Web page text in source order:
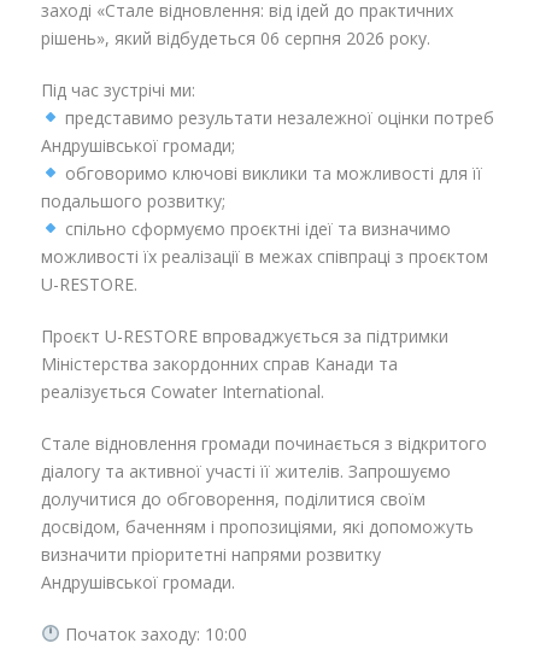
заході «Стале відновлення: від ідей до практичних
рішень», який відбудеться 06 серпня 2026 року.
Під час зустрічі ми:
представимо результати незалежної оцінки потреб
Андрушівської громади;
обговоримо ключові виклики та можливості для її
подальшого розвитку;
спільно сформуємо проєктні ідеї та визначимо
можливості їх реалізації в межах співпраці з проєктом
U-RESTORE.
Проєкт U-RESTORE впроваджується за підтримки
Міністерства закордонних справ Канади та
реалізується Cowater International.
Стале відновлення громади починається з відкритого
діалогу та активної участі її жителів. Запрошуємо
долучитися до обговорення, поділитися своїм
досвідом, баченням і пропозиціями, які допоможуть
визначити пріоритетні напрями розвитку
Андрушівської громади.
Початок заходу: 10:00